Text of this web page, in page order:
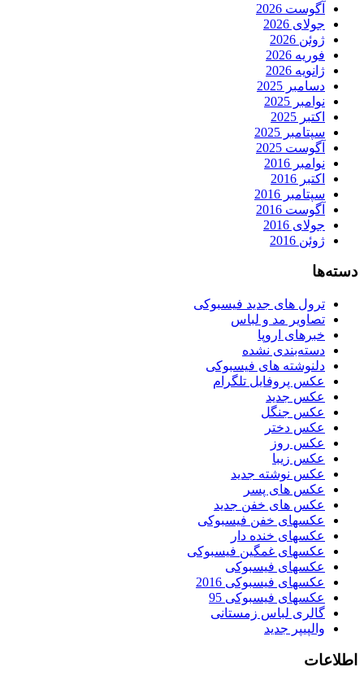
آگوست 2026
جولای 2026
ژوئن 2026
فوریه 2026
ژانویه 2026
دسامبر 2025
نوامبر 2025
اکتبر 2025
سپتامبر 2025
آگوست 2025
نوامبر 2016
اکتبر 2016
سپتامبر 2016
آگوست 2016
جولای 2016
ژوئن 2016
دسته‌ها
ترول های جدید فیسبوکی
تصاویر مد و لباس
خبرهای اروپا
دسته‌بندی نشده
دلنوشته های فیسبوکی
عکس پروفایل تلگرام
عکس جدید
عکس جنگل
عکس دختر
عکس روز
عکس زیبا
عکس نوشته جدید
عکس های پسر
عکس های خفن جدید
عکسهای خفن فیسبوکی
عکسهای خنده دار
عکسهای غمگین فیسبوکی
عکسهای فیسبوکی
عکسهای فیسبوکی 2016
عکسهای فیسبوکی 95
گالری لباس زمستانی
والپیپر جدید
اطلاعات